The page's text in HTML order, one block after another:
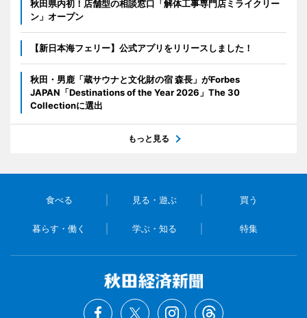
秋田県内初！店舗型の相談窓口「解体工事専門店ミライクリー
ン」オープン
【新日本海フェリー】公式アプリをリリースしました！
秋田・男鹿「蔵サウナと文化財の宿 森長」がForbes
JAPAN「Destinations of the Year 2026」The 30
Collectionに選出
もっと見る
食べる 見る・遊ぶ 買う
暮らす・働く 学ぶ・知る 特集